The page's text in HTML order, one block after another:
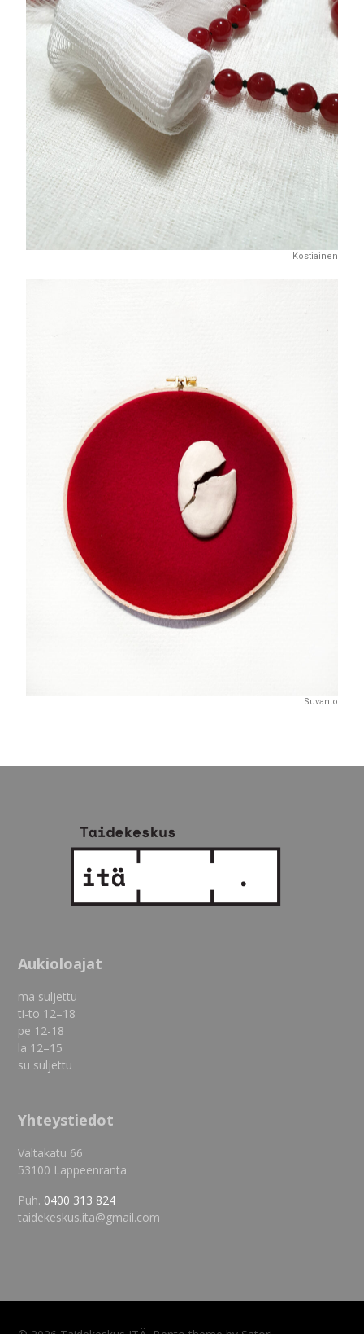
Kostiainen
Suvanto
Aukioloajat
ma suljettu
ti-to 12–18
pe 12-18
la 12–15
su suljettu
Yhteystiedot
Valtakatu 66
53100 Lappeenranta
Puh. 0400 313 824
taidekeskus.ita@gmail.com